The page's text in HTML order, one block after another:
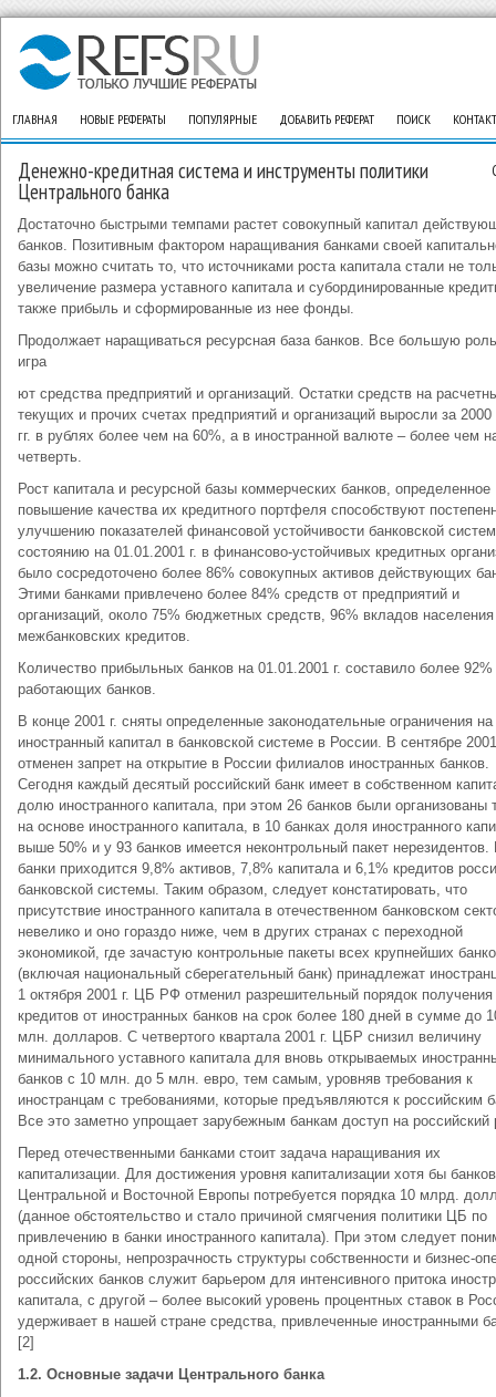
ГЛАВНАЯ НОВЫЕ РЕФЕРАТЫ ПОПУЛЯРНЫЕ ДОБАВИТЬ РЕФЕРАТ ПОИСК
Денежно-кредитная система и инструменты политики
Центрального банка
Достаточно быстрыми темпами растет совокупный капитал
банков. Позитивным фактором наращивания банками своей
базы можно считать то, что источниками роста капитала стали не
увеличение размера уставного капитала и субординированные
также прибыль и сформированные из нее фонды.
Продолжает наращиваться ресурсная база банков. Все большую
игра
ют средства предприятий и организаций. Остатки средств на
текущих и прочих счетах предприятий и организаций выросли за 2000
гг. в рублях более чем на 60%, а в иностранной валюте – более чем
четверть.
Рост капитала и ресурсной базы коммерческих банков, определенное
повышение качества их кредитного портфеля способствуют
улучшению показателей финансовой устойчивости банковской
состоянию на 01.01.2001 г. в финансово-устойчивых кредитных
было сосредоточено более 86% совокупных активов действующих
Этими банками привлечено более 84% средств от предприятий и
организаций, около 75% бюджетных средств, 96% вкладов
межбанковских кредитов.
Количество прибыльных банков на 01.01.2001 г. составило более
работающих банков.
В конце 2001 г. сняты определенные законодательные ограничения на
иностранный капитал в банковской системе в России. В сентябре
отменен запрет на открытие в России филиалов иностранных банков.
Сегодня каждый десятый российский банк имеет в собственном
долю иностранного капитала, при этом 26 банков были организованы
на основе иностранного капитала, в 10 банках доля иностранного
выше 50% и у 93 банков имеется неконтрольный пакет нерезидентов.
банки приходится 9,8% активов, 7,8% капитала и 6,1% кредитов
банковской системы. Таким образом, следует констатировать, что
присутствие иностранного капитала в отечественном банковском
невелико и оно гораздо ниже, чем в других странах с переходной
экономикой, где зачастую контрольные пакеты всех крупнейших
(включая национальный сберегательный банк) принадлежат
1 октября 2001 г. ЦБ РФ отменил разрешительный порядок получения
кредитов от иностранных банков на срок более 180 дней в сумме до
млн. долларов. С четвертого квартала 2001 г. ЦБР снизил величину
минимального уставного капитала для вновь открываемых
банков с 10 млн. до 5 млн. евро, тем самым, уровняв требования к
иностранцам с требованиями, которые предъявляются к российским
Все это заметно упрощает зарубежным банкам доступ на российский
Перед отечественными банками стоит задача наращивания их
капитализации. Для достижения уровня капитализации хотя бы
Центральной и Восточной Европы потребуется порядка 10 млрд.
(данное обстоятельство и стало причиной смягчения политики ЦБ по
привлечению в банки иностранного капитала). При этом следует
одной стороны, непрозрачность структуры собственности и бизнес-
российских банков служит барьером для интенсивного притока
капитала, с другой – более высокий уровень процентных ставок в
удерживает в нашей стране средства, привлеченные иностранными
[2]
1.2. Основные задачи Центрального банка